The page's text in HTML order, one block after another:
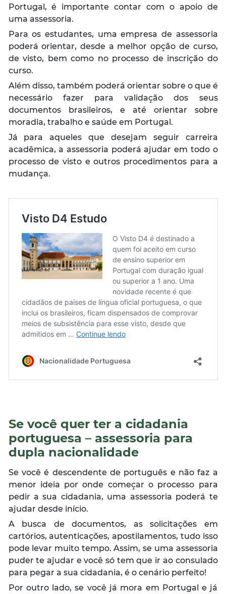
Portugal, é importante contar com o apoio de
uma assessoria.
Para os estudantes, uma empresa de assessoria
poderá orientar, desde a melhor opção de curso,
de visto, bem como no processo de inscrição do
curso.
Além disso, também poderá orientar sobre o que é
necessário fazer para validação dos seus
documentos brasileiros, e até orientar sobre
moradia, trabalho e saúde em Portugal.
Já para aqueles que desejam seguir carreira
acadêmica, a assessoria poderá ajudar em todo o
processo de visto e outros procedimentos para a
mudança.
Se você quer ter a cidadania
portuguesa – assessoria para
dupla nacionalidade
Se você é descendente de português e não faz a
menor ideia por onde começar o processo para
pedir a sua cidadania, uma assessoria poderá te
ajudar desde início.
A busca de documentos, as solicitações em
cartórios, autenticações, apostilamentos, tudo isso
pode levar muito tempo. Assim, se uma assessoria
puder te ajudar e você só tem que ir ao consulado
para pegar a sua cidadania, é o cenário perfeito!
Por outro lado, se você já mora em Portugal e já